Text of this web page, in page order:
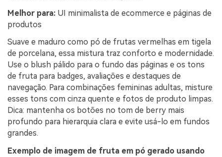
Melhor para: UI minimalista de ecommerce e páginas de
produtos
Suave e maduro como pó de frutas vermelhas em tigela
de porcelana, essa mistura traz conforto e modernidade.
Use o blush pálido para o fundo das páginas e os tons
de fruta para badges, avaliações e destaques de
navegação. Para combinações femininas adultas, misture
esses tons com cinza quente e fotos de produto limpas.
Dica: mantenha os botões no tom de berry mais
profundo para hierarquia clara e evite usá-lo em fundos
grandes.
Exemplo de imagem de fruta em pó gerado usando